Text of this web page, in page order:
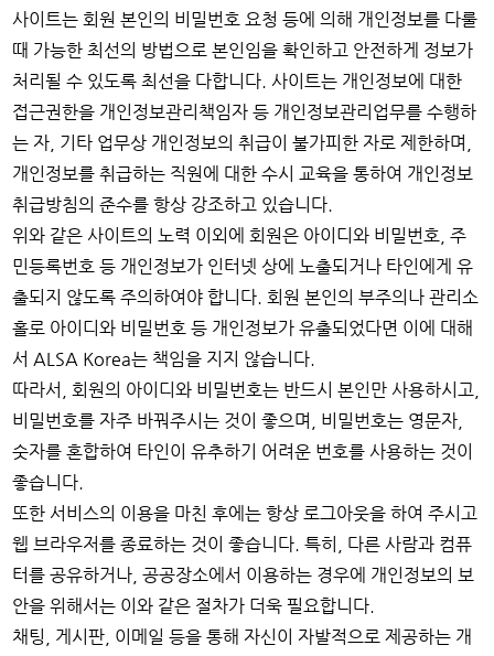
사이트는 회원 본인의 비밀번호 요청 등에 의해 개인정보를 다룰
때 가능한 최선의 방법으로 본인임을 확인하고 안전하게 정보가
처리될 수 있도록 최선을 다합니다. 사이트는 개인정보에 대한
접근권한을 개인정보관리책임자 등 개인정보관리업무를 수행하
는 자, 기타 업무상 개인정보의 취급이 불가피한 자로 제한하며,
개인정보를 취급하는 직원에 대한 수시 교육을 통하여 개인정보
취급방침의 준수를 항상 강조하고 있습니다.
위와 같은 사이트의 노력 이외에 회원은 아이디와 비밀번호, 주
민등록번호 등 개인정보가 인터넷 상에 노출되거나 타인에게 유
출되지 않도록 주의하여야 합니다. 회원 본인의 부주의나 관리소
홀로 아이디와 비밀번호 등 개인정보가 유출되었다면 이에 대해
서 ALSA Korea는 책임을 지지 않습니다.
따라서, 회원의 아이디와 비밀번호는 반드시 본인만 사용하시고,
비밀번호를 자주 바꿔주시는 것이 좋으며, 비밀번호는 영문자,
숫자를 혼합하여 타인이 유추하기 어려운 번호를 사용하는 것이
좋습니다.
또한 서비스의 이용을 마친 후에는 항상 로그아웃을 하여 주시고
웹 브라우저를 종료하는 것이 좋습니다. 특히, 다른 사람과 컴퓨
터를 공유하거나, 공공장소에서 이용하는 경우에 개인정보의 보
안을 위해서는 이와 같은 절차가 더욱 필요합니다.
채팅, 게시판, 이메일 등을 통해 자신이 자발적으로 제공하는 개